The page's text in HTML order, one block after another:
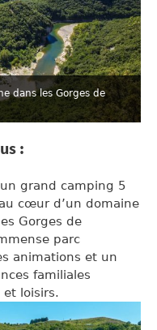
dans les Gorges de
:
grand camping 5
cœur d’un domaine
Gorges de
parc
animations et un
familiales
loisirs.